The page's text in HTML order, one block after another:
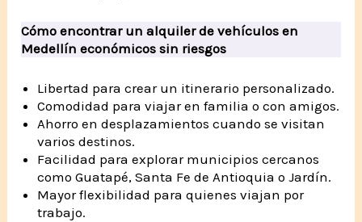
Cómo encontrar un alquiler de vehículos en
Medellín económicos sin riesgos
Libertad para crear un itinerario personalizado.
Comodidad para viajar en familia o con amigos.
Ahorro en desplazamientos cuando se visitan
varios destinos.
Facilidad para explorar municipios cercanos
como Guatapé, Santa Fe de Antioquia o Jardín.
Mayor flexibilidad para quienes viajan por
trabajo.